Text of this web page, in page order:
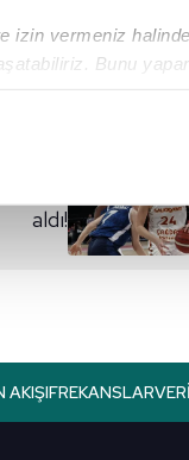
izin vermeniz
Bunu
kullanıcılar, bu
iyi bir hizmet
çeşitli
Çerez
aldı!
AKIŞIFREKANSLAR